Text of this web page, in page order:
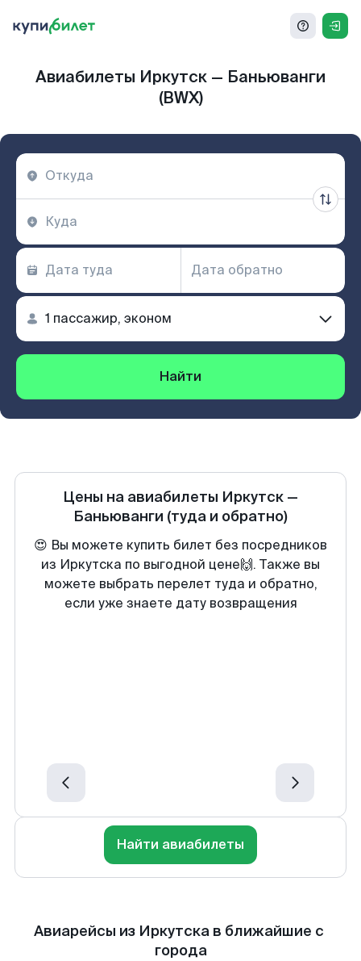
Авиабилеты Иркутск — Баньюванги
(BWX)
Найти
Цены на авиабилеты Иркутск —
Баньюванги (туда и обратно)
😍 Вы можете купить билет без посредников
из Иркутска по выгодной цене🙌. Также вы
можете выбрать перелет туда и обратно,
если уже знаете дату возвращения
Найти авиабилеты
Авиарейсы из Иркутска в ближайшие с
города